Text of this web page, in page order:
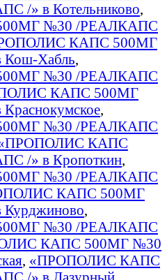
/» в Котельниково,
№30 /РЕАЛКАПС
КАПС 500МГ
Хабль,
№30 /РЕАЛКАПС
КАПС 500МГ
,
№30 /РЕАЛКАПС
КАПС
/» в Кропоткин,
№30 /РЕАЛКАПС
КАПС 500МГ
,
№30 /РЕАЛКАПС
КАПС 500МГ №30
, «ПРОПОЛИС КАПС
/» в Лазурный,